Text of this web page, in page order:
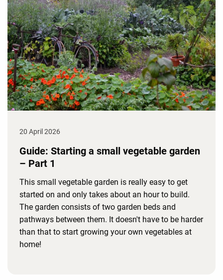
20 April 2026
Guide: Starting a small vegetable garden
– Part 1
This small vegetable garden is really easy to get
started on and only takes about an hour to build.
The garden consists of two garden beds and
pathways between them. It doesn't have to be harder
than that to start growing your own vegetables at
home!